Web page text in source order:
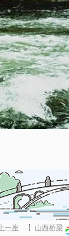
上一座 ┇ 山西桥梁